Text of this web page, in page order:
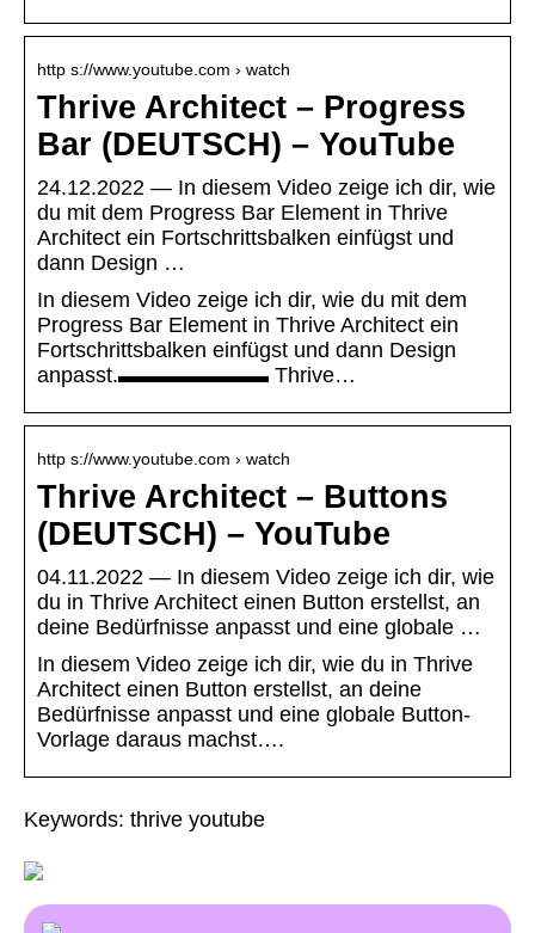
http s://www.youtube.com › watch
Thrive Architect – Progress
Bar (DEUTSCH) – YouTube
24.12.2022 — In diesem Video zeige ich dir, wie
du mit dem Progress Bar Element in Thrive
Architect ein Fortschrittsbalken einfügst und
dann Design …
In diesem Video zeige ich dir, wie du mit dem
Progress Bar Element in Thrive Architect ein
Fortschrittsbalken einfügst und dann Design
anpasst.▬▬▬▬▬▬▬ Thrive…
http s://www.youtube.com › watch
Thrive Architect – Buttons
(DEUTSCH) – YouTube
04.11.2022 — In diesem Video zeige ich dir, wie
du in Thrive Architect einen Button erstellst, an
deine Bedürfnisse anpasst und eine globale …
In diesem Video zeige ich dir, wie du in Thrive
Architect einen Button erstellst, an deine
Bedürfnisse anpasst und eine globale Button-
Vorlage daraus machst….
Keywords: thrive youtube